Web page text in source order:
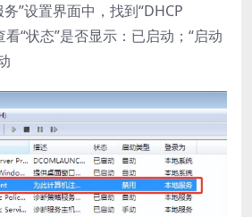
务”设置界面中，找到“DHCP
“状态”是否显示：已启动；“启动